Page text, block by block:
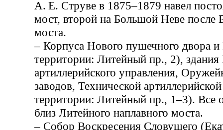
А. Е. Струве в 1875–1879 навел
мост, второй на Большой Неве после
моста.
– Корпуса Нового пушечного двора
территории: Литейный пр., 2), здания
артиллерийского управления,
заводов, Технической
территории: Литейный пр., 1–3). Все
близ Литейного наплавного моста.
– Собор Воскресения Словущего